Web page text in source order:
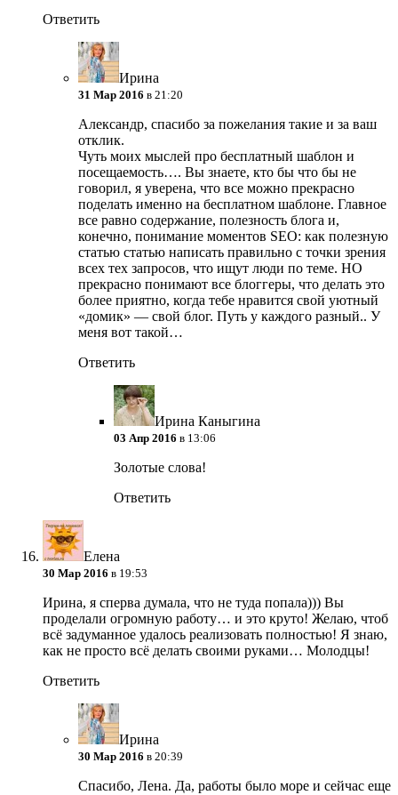
Ответить
Ирина
31 Мар 2016 в 21:20
Александр, спасибо за пожелания такие и за ваш
отклик.
Чуть моих мыслей про бесплатный шаблон и
посещаемость…. Вы знаете, кто бы что бы не
говорил, я уверена, что все можно прекрасно
поделать именно на бесплатном шаблоне. Главное
все равно содержание, полезность блога и,
конечно, понимание моментов SEO: как полезную
статью статью написать правильно с точки зрения
всех тех запросов, что ищут люди по теме. НО
прекрасно понимают все блоггеры, что делать это
более приятно, когда тебе нравится свой уютный
«домик» — свой блог. Путь у каждого разный.. У
меня вот такой…
Ответить
Ирина Каныгина
03 Апр 2016 в 13:06
Золотые слова!
Ответить
Елена
30 Мар 2016 в 19:53
Ирина, я сперва думала, что не туда попала))) Вы
проделали огромную работу… и это круто! Желаю, чтоб
всё задуманное удалось реализовать полностью! Я знаю,
как не просто всё делать своими руками… Молодцы!
Ответить
Ирина
30 Мар 2016 в 20:39
Спасибо, Лена. Да, работы было море и сейчас еще